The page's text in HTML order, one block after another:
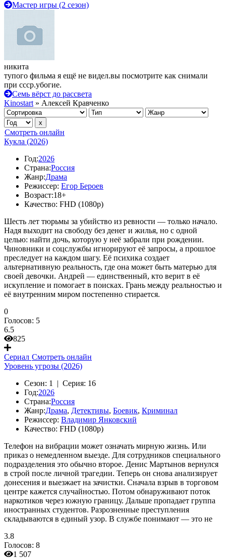
Мастер игры (2 сезон)
никита
тупого фильма я ещё не видел.вы посмотрите как снимали
при ссср.убогие.
Семь вёрст до рассвета
Kinostart » Алексей Кравченко
Смотреть онлайн
Кукла (2026)
Год:2026
Страна:Россия
Жанр:Драма
Режиссер: Егор Бероев
Возраст:18+
Качество: FHD (1080p)
Шесть лет тюрьмы за убийство из ревности — только начало.
Надя выходит на свободу без денег и жилья, но с одной
целью: найти дочь, которую у неё забрали при рождении.
Чиновники и соцслужбы игнорируют её запросы, а прошлое
преследует на каждом шагу. Её психика создает
альтернативную реальность, где она может быть матерью для
своей девочки. Андрей — единственный, кто верит в её
искупление и помогает в поисках. Грань между реальностью и
её внутренним миром постепенно стирается.
0
Голосов: 5
6.5
825
Сериал Смотреть онлайн
Уровень угрозы (2026)
Сезон: 1 | Серия: 16
Год:2026
Страна:Россия
Жанр:Драма, Детективы, Боевик, Криминал
Режиссер: Владимир Янковский
Качество: FHD (1080p)
Телефон на вибрации может означать мирную жизнь. Или
приказ о немедленном выезде. Для сотрудников специального
подразделения это обычно второе. Денис Мартынов вернулся
в строй после личной трагедии. Теперь он снова анализирует
донесения и выезжает на зачистки. Сначала взрыв в торговом
центре кажется случайностью. Потом обнаруживают поток
наркотиков через южную границу. Дальше пропадает группа
иностранных студентов. Разрозненные преступления
складываются в единый узор. В службе понимают — это не
3.8
Голосов: 8
1 507